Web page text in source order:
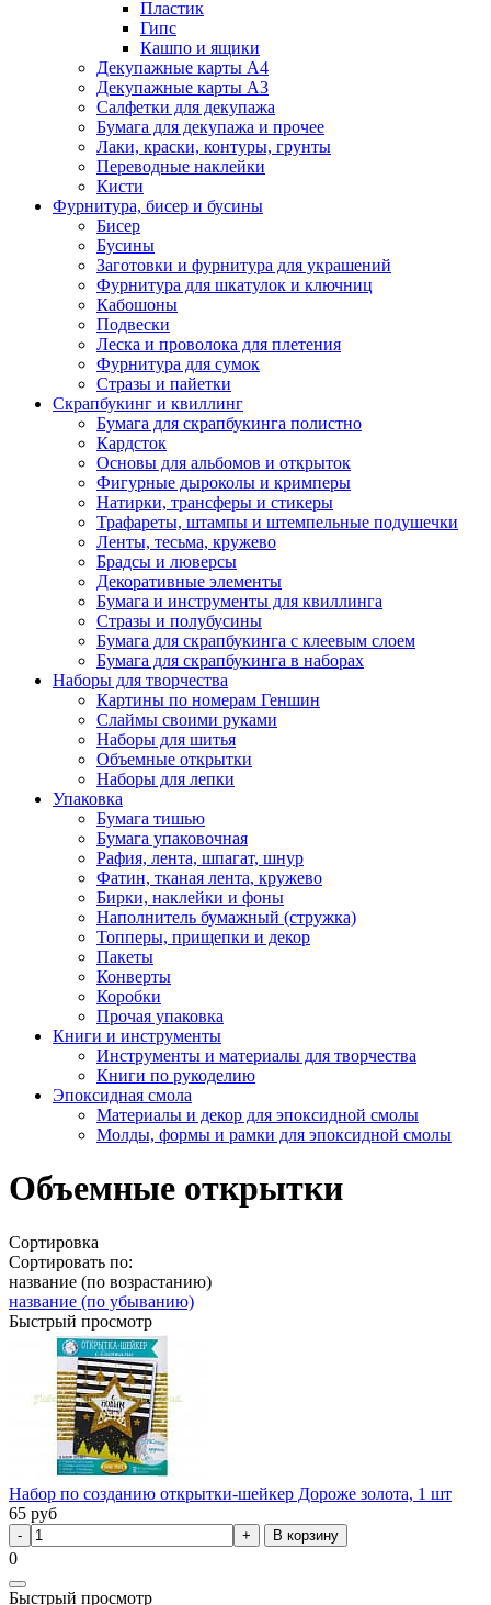
Пластик
Гипс
Кашпо и ящики
Декупажные карты А4
Декупажные карты А3
Салфетки для декупажа
Бумага для декупажа и прочее
Лаки, краски, контуры, грунты
Переводные наклейки
Кисти
Фурнитура, бисер и бусины
Бисер
Бусины
Заготовки и фурнитура для украшений
Фурнитура для шкатулок и ключниц
Кабошоны
Подвески
Леска и проволока для плетения
Фурнитура для сумок
Стразы и пайетки
Скрапбукинг и квиллинг
Бумага для скрапбукинга полистно
Кардсток
Основы для альбомов и открыток
Фигурные дыроколы и кримперы
Натирки, трансферы и стикеры
Трафареты, штампы и штемпельные подушечки
Ленты, тесьма, кружево
Брадсы и люверсы
Декоративные элементы
Бумага и инструменты для квиллинга
Стразы и полубусины
Бумага для скрапбукинга с клеевым слоем
Бумага для скрапбукинга в наборах
Наборы для творчества
Картины по номерам Геншин
Слаймы своими руками
Наборы для шитья
Объемные открытки
Наборы для лепки
Упаковка
Бумага тишью
Бумага упаковочная
Рафия, лента, шпагат, шнур
Фатин, тканая лента, кружево
Бирки, наклейки и фоны
Наполнитель бумажный (стружка)
Топперы, прищепки и декор
Пакеты
Конверты
Коробки
Прочая упаковка
Книги и инструменты
Инструменты и материалы для творчества
Книги по рукоделию
Эпоксидная смола
Материалы и декор для эпоксидной смолы
Молды, формы и рамки для эпоксидной смолы
Объемные открытки
Сортировка
Сортировать по:
название (по возрастанию)
название (по убыванию)
Быстрый просмотр
Набор по созданию открытки-шейкер Дороже золота, 1 шт
65 руб
В корзину
0
Быстрый просмотр